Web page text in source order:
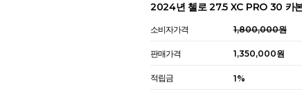
2024년 첼로 27.5 XC PRO 30 카
소비자가격 1,800,000원
판매가격 1,350,000원
적립금 1%